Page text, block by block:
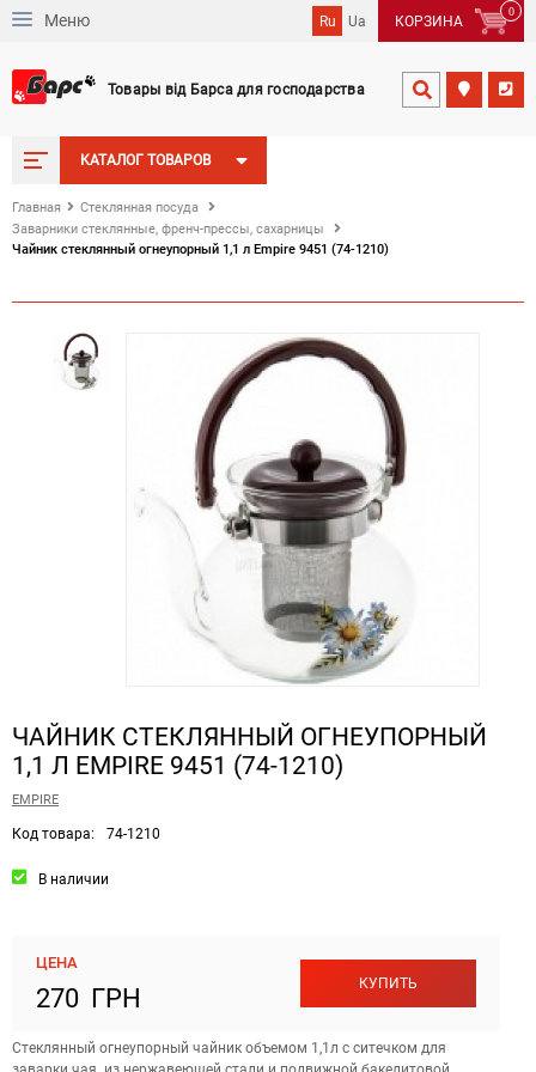
Меню Ru Ua
0
КОРЗИНА
Товары від Барса для господарства  
КАТАЛОГ ТОВАРОВ
Главная
Стеклянная посуда
Заварники стеклянные, френч-прессы, сахарницы
Чайник стеклянный огнеупорный 1,1 л Empire 9451 (74-1210)
ЧАЙНИК СТЕКЛЯННЫЙ ОГНЕУПОРНЫЙ
1,1 Л EMPIRE 9451 (74-1210)
EMPIRE
Код товара: 74-1210
В наличии
ЦЕНА
270 ГРН КУПИТЬ
Стеклянный огнеупорный чайник объемом 1,1л с ситечком для